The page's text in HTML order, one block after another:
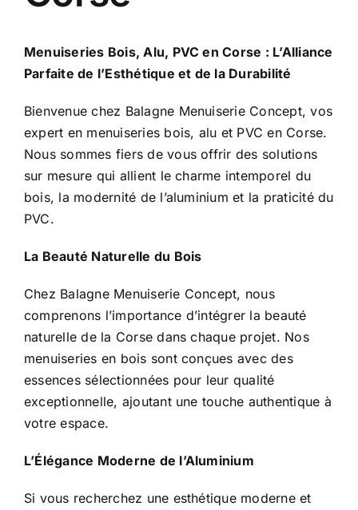
Menuiseries Bois, Alu, PVC en Corse : L’Alliance
Parfaite de l’Esthétique et de la Durabilité
Bienvenue chez Balagne Menuiserie Concept, vos
expert en menuiseries bois, alu et PVC en Corse.
Nous sommes fiers de vous offrir des solutions
sur mesure qui allient le charme intemporel du
bois, la modernité de l’aluminium et la praticité du
PVC.
La Beauté Naturelle du Bois
Chez Balagne Menuiserie Concept, nous
comprenons l’importance d’intégrer la beauté
naturelle de la Corse dans chaque projet. Nos
menuiseries en bois sont conçues avec des
essences sélectionnées pour leur qualité
exceptionnelle, ajoutant une touche authentique à
votre espace.
L’Élégance Moderne de l’Aluminium
Si vous recherchez une esthétique moderne et